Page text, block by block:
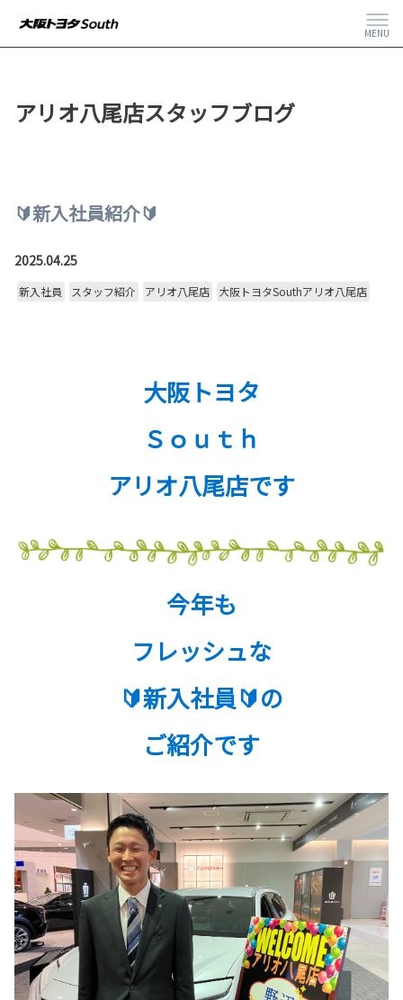
MENU
アリオ八尾店スタッフブログ
🔰新入社員紹介🔰
2025.04.25
新入社員 スタッフ紹介 アリオ八尾店 大阪トヨタSouthアリオ八尾店
大阪トヨタ
Ｓｏｕｔｈ
アリオ八尾店です
今年も
フレッシュな
🔰新入社員🔰の
ご紹介です